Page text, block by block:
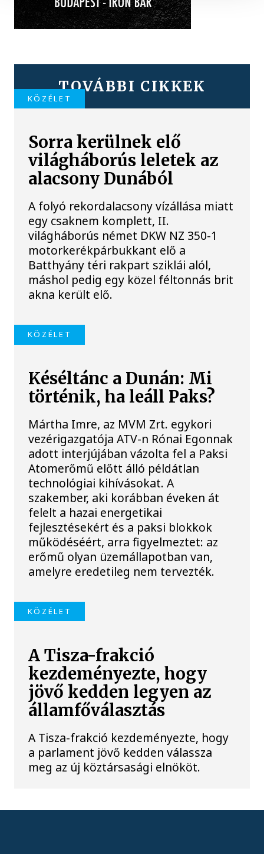
TOVÁBBI CIKKEK
KÖZÉLET
Sorra kerülnek elő
világháborús leletek az
alacsony Dunából
A folyó rekordalacsony vízállása miatt
egy csaknem komplett, II.
világháborús német DKW NZ 350-1
motorkerékpárbukkant elő a
Batthyány téri rakpart sziklái alól,
máshol pedig egy közel féltonnás brit
akna került elő.
KÖZÉLET
Késéltánc a Dunán: Mi
történik, ha leáll Paks?
Mártha Imre, az MVM Zrt. egykori
vezérigazgatója ATV-n Rónai Egonnak
adott interjújában vázolta fel a Paksi
Atomerőmű előtt álló példátlan
technológiai kihívásokat. A
szakember, aki korábban éveken át
felelt a hazai energetikai
fejlesztésekért és a paksi blokkok
működéséért, arra figyelmeztet: az
erőmű olyan üzemállapotban van,
amelyre eredetileg nem tervezték.
KÖZÉLET
A Tisza-frakció
kezdeményezte, hogy
jövő kedden legyen az
államfőválasztás
A Tisza-frakció kezdeményezte, hogy
a parlament jövő kedden válassza
meg az új köztársasági elnököt.